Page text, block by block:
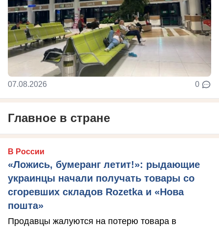
07.08.2026 0
Главное в стране
В России
«Ложись, бумеранг летит!»: рыдающие
украинцы начали получать товары со
сгоревших складов Rozetka и «Нова
пошта»
Продавцы жалуются на потерю товара в